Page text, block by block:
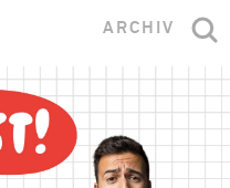
ARCHIV